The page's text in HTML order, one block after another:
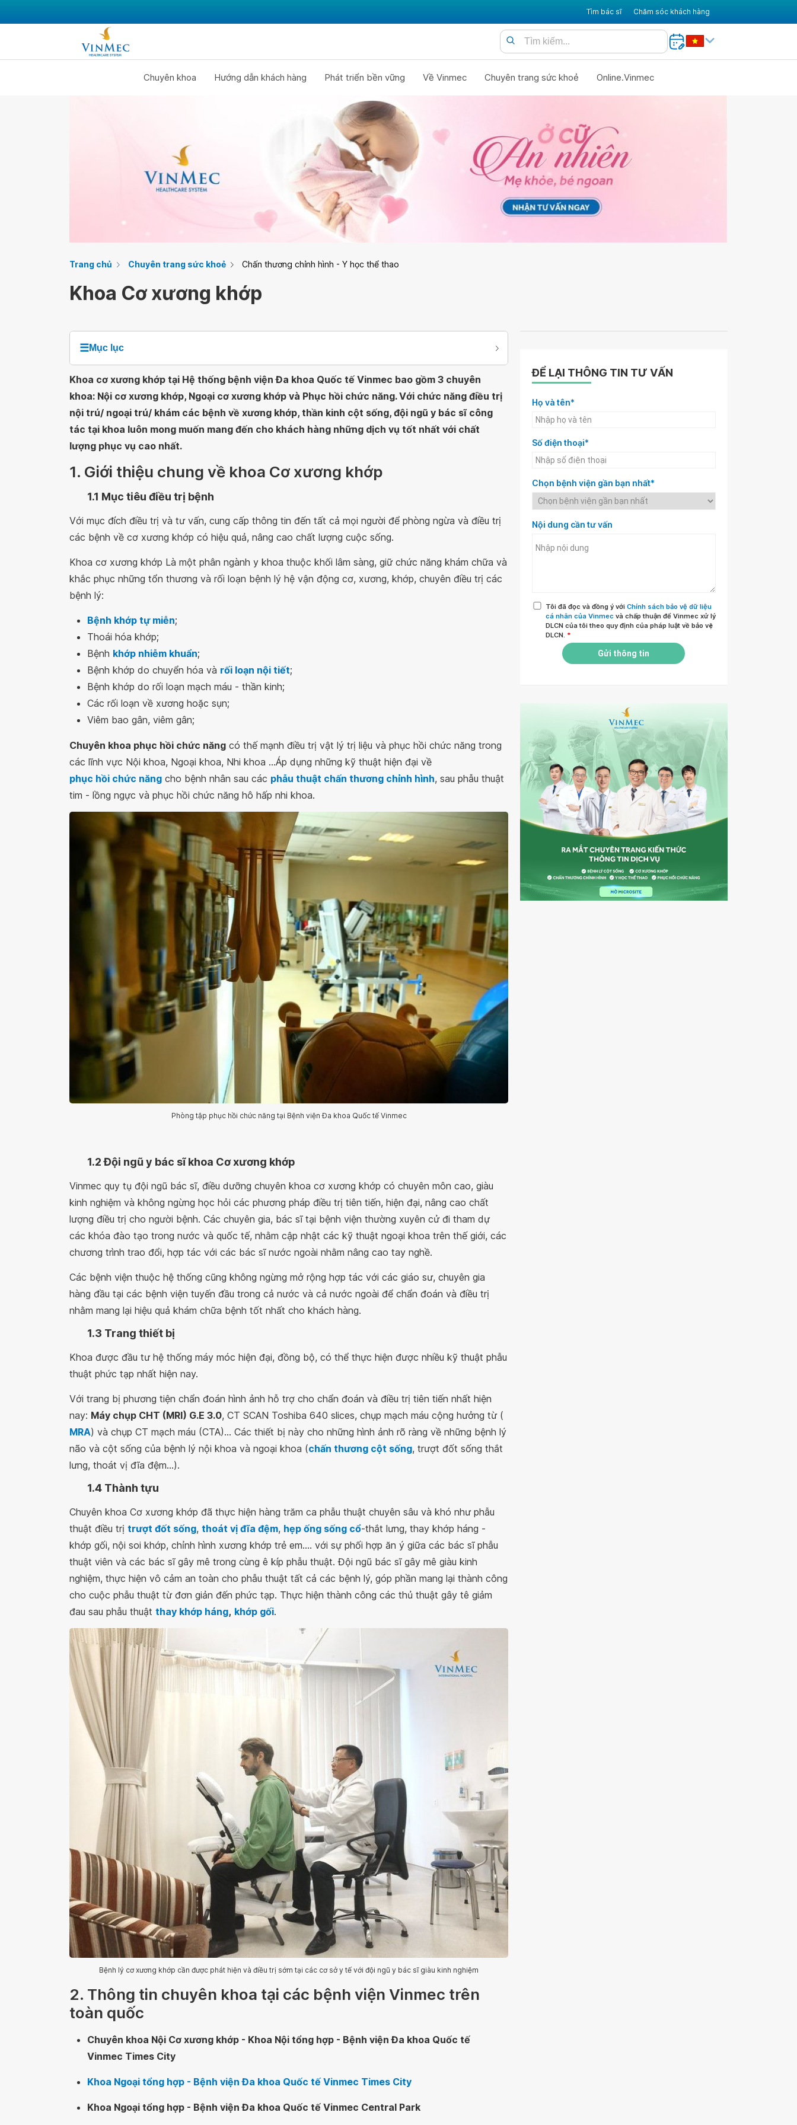
Tìm bác sĩ Chăm sóc khách hàng
Chuyên khoa Hướng dẫn khách hàng Phát triển bền vững Về Vinmec Chuyên trang sức khoẻ Online.Vinmec
Trang chủ Chuyên trang sức khoẻ Chấn thương chỉnh hình - Y học thể thao
Khoa Cơ xương khớp
☰Mục lục
Khoa cơ xương khớp tại Hệ thống bệnh viện Đa khoa Quốc tế Vinmec bao gồm 3 chuyên
khoa: Nội cơ xương khớp, Ngoại cơ xương khớp và Phục hồi chức năng. Với chức năng điều trị
nội trú/ ngoại trú/ khám các bệnh về xương khớp, thần kinh cột sống, đội ngũ y bác sĩ công
tác tại khoa luôn mong muốn mang đến cho khách hàng những dịch vụ tốt nhất với chất
lượng phục vụ cao nhất.
1. Giới thiệu chung về khoa Cơ xương khớp
1.1 Mục tiêu điều trị bệnh
Với mục đích điều trị và tư vấn, cung cấp thông tin đến tất cả mọi người để phòng ngừa và điều trị
các bệnh về cơ xương khớp có hiệu quả, nâng cao chất lượng cuộc sống.
Khoa cơ xương khớp Là một phân ngành y khoa thuộc khối lâm sàng, giữ chức năng khám chữa và
khắc phục những tổn thương và rối loạn bệnh lý hệ vận động cơ, xương, khớp, chuyên điều trị các
bệnh lý:
Bệnh khớp tự miễn;
Thoái hóa khớp;
Bệnh khớp nhiễm khuẩn;
Bệnh khớp do chuyển hóa và rối loạn nội tiết;
Bệnh khớp do rối loạn mạch máu - thần kinh;
Các rối loạn về xương hoặc sụn;
Viêm bao gân, viêm gân;
Chuyên khoa phục hồi chức năng có thế mạnh điều trị vật lý trị liệu và phục hồi chức năng trong
các lĩnh vực Nội khoa, Ngoại khoa, Nhi khoa ...Áp dụng những kỹ thuật hiện đại về
phục hồi chức năng cho bệnh nhân sau các phẫu thuật chấn thương chỉnh hình, sau phẫu thuật
tim - lồng ngực và phục hồi chức năng hô hấp nhi khoa.
Phòng tập phục hồi chức năng tại Bệnh viện Đa khoa Quốc tế Vinmec
1.2 Đội ngũ y bác sĩ khoa Cơ xương khớp
Vinmec quy tụ đội ngũ bác sĩ, điều dưỡng chuyên khoa cơ xương khớp có chuyên môn cao, giàu
kinh nghiệm và không ngừng học hỏi các phương pháp điều trị tiên tiến, hiện đại, nâng cao chất
lượng điều trị cho người bệnh. Các chuyên gia, bác sĩ tại bệnh viện thường xuyên cử đi tham dự
các khóa đào tạo trong nước và quốc tế, nhằm cập nhật các kỹ thuật ngoại khoa trên thế giới, các
chương trình trao đổi, hợp tác với các bác sĩ nước ngoài nhằm nâng cao tay nghề.
Các bệnh viện thuộc hệ thống cũng không ngừng mở rộng hợp tác với các giáo sư, chuyên gia
hàng đầu tại các bệnh viện tuyến đầu trong cả nước và cả nước ngoài để chẩn đoán và điều trị
nhằm mang lại hiệu quả khám chữa bệnh tốt nhất cho khách hàng.
1.3 Trang thiết bị
Khoa được đầu tư hệ thống máy móc hiện đại, đồng bộ, có thể thực hiện được nhiều kỹ thuật phẫu
thuật phức tạp nhất hiện nay.
Với trang bị phương tiện chẩn đoán hình ảnh hỗ trợ cho chẩn đoán và điều trị tiên tiến nhất hiện
nay: Máy chụp CHT (MRI) G.E 3.0, CT SCAN Toshiba 640 slices, chụp mạch máu cộng hưởng từ (
MRA) và chụp CT mạch máu (CTA)... Các thiết bị này cho những hình ảnh rõ ràng về những bệnh lý
não và cột sống của bệnh lý nội khoa và ngoại khoa (chấn thương cột sống, trượt đốt sống thắt
lưng, thoát vị đĩa đệm...).
1.4 Thành tựu
Chuyên khoa Cơ xương khớp đã thực hiện hàng trăm ca phẫu thuật chuyên sâu và khó như phẫu
thuật điều trị trượt đốt sống, thoát vị đĩa đệm, hẹp ống sống cổ-thắt lưng, thay khớp háng -
khớp gối, nội soi khớp, chỉnh hình xương khớp trẻ em.... với sự phối hợp ăn ý giữa các bác sĩ phẫu
thuật viên và các bác sĩ gây mê trong cùng ê kíp phẫu thuật. Đội ngũ bác sĩ gây mê giàu kinh
nghiệm, thực hiện vô cảm an toàn cho phẫu thuật tất cả các bệnh lý, góp phần mang lại thành công
cho cuộc phẫu thuật từ đơn giản đến phức tạp. Thực hiện thành công các thủ thuật gây tê giảm
đau sau phẫu thuật thay khớp háng, khớp gối.
Bệnh lý cơ xương khớp cần được phát hiện và điều trị sớm tại các cơ sở y tế với đội ngũ y bác sĩ giàu kinh nghiệm
2. Thông tin chuyên khoa tại các bệnh viện Vinmec trên
toàn quốc
Chuyên khoa Nội Cơ xương khớp - Khoa Nội tổng hợp - Bệnh viện Đa khoa Quốc tế
Vinmec Times City
Khoa Ngoại tổng hợp - Bệnh viện Đa khoa Quốc tế Vinmec Times City
Khoa Ngoại tổng hợp - Bệnh viện Đa khoa Quốc tế Vinmec Central Park
ĐỂ LẠI THÔNG TIN TƯ VẤN
Họ và tên*
Số điện thoại*
Chọn bệnh viện gần bạn nhất*
Nội dung cần tư vấn
Tôi đã đọc và đồng ý với Chính sách bảo vệ dữ liệu
cá nhân của Vinmec và chấp thuận để Vinmec xử lý
DLCN của tôi theo quy định của pháp luật về bảo vệ
DLCN. *
Gửi thông tin